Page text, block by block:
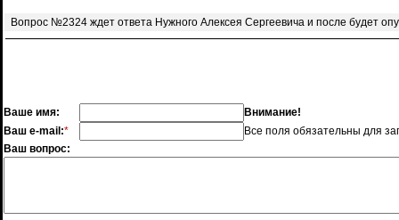
Вопрос №2324 ждет ответа Нужного Алексея Сергеевича и после будет
Ваше имя:
Внимание!
Ваш e-mail:*
Все поля обязательны для
Ваш вопрос: